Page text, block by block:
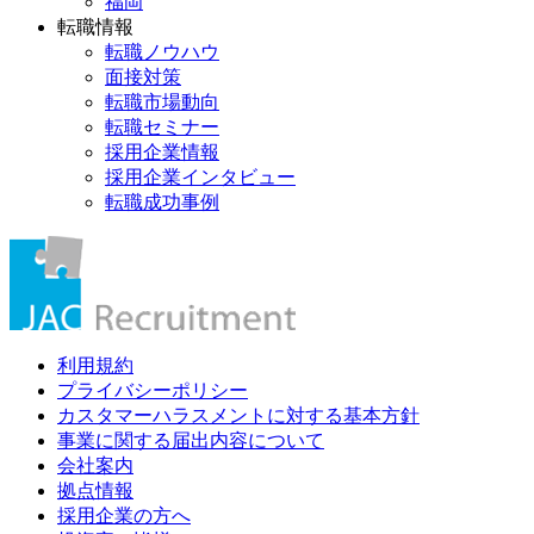
転職情報
転職ノウハウ
面接対策
転職市場動向
転職セミナー
採用企業情報
採用企業インタビュー
転職成功事例
利用規約
プライバシーポリシー
カスタマーハラスメントに対する基本方針
事業に関する届出内容について
会社案内
拠点情報
採用企業の方へ